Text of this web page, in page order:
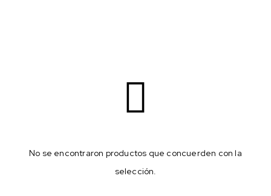
No se encontraron productos que concuerden con la
selección.